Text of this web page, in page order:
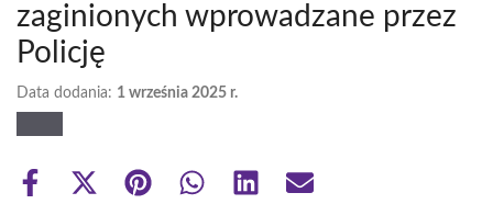
zaginionych wprowadzane przez
Policję
Data dodania: 1 września 2025 r.
Share
Share Share Share Share Share